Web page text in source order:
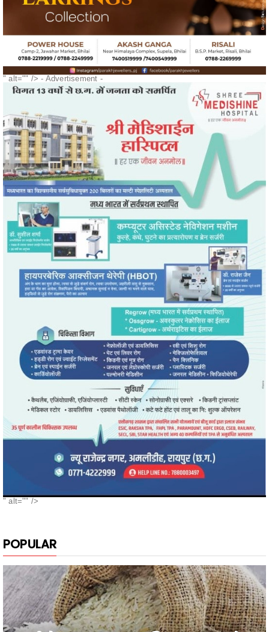
" alt="" />- Advertisement -
POPULAR
नगरी के दुबराज चावल, की खुशबू, मन मोह
लेती है, सबका